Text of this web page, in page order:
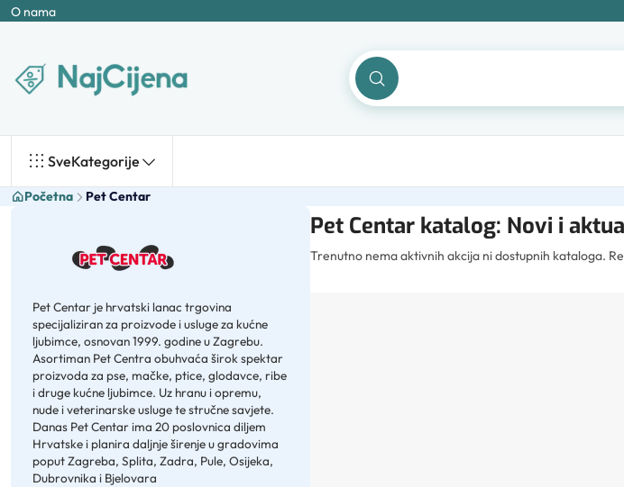
O nama
SveKategorije
Početna Pet Centar
Pet Centar katalog: Novi i
Trenutno nema aktivnih akcija ni dostupnih kataloga.
Pet Centar je hrvatski lanac trgovina
specijaliziran za proizvode i usluge za kućne
ljubimce, osnovan 1999. godine u Zagrebu.
Asortiman Pet Centra obuhvaća širok spektar
proizvoda za pse, mačke, ptice, glodavce, ribe
i druge kućne ljubimce. Uz hranu i opremu,
nude i veterinarske usluge te stručne savjete.
Danas Pet Centar ima 20 poslovnica diljem
Hrvatske i planira daljnje širenje u gradovima
poput Zagreba, Splita, Zadra, Pule, Osijeka,
Dubrovnika i Bjelovara